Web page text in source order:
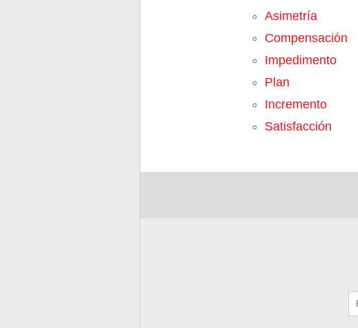
Asimetría
Compensación
Impedimento
Plan
Incremento
Satisfacción